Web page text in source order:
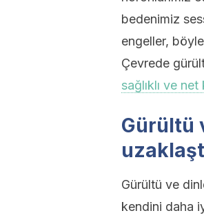
bedenimiz
engeller,
Çevrede
sağlıklı ve
Gürültü
Gürültü ve
kendini daha